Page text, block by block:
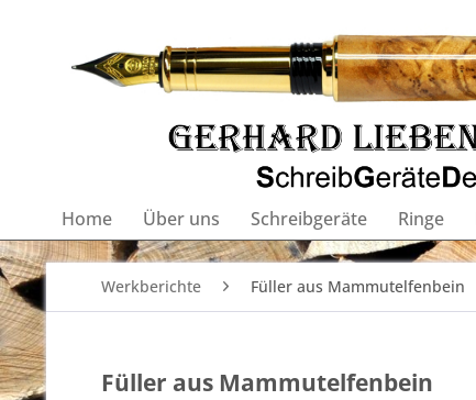
Home Über uns Schreibgeräte Ringe
Werkberichte Füller aus Mammutelfenbein
Füller aus Mammutelfenbein